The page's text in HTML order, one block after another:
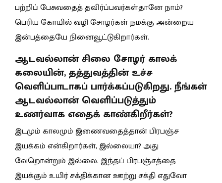
பற்றிப் பேசுவதைத் தவிர்ப்பவர்கள்தானே நாம்?
பெரிய கோயில் வழி சோழர்கள் நமக்கு அன்றைய
இன்பத்தையே நினைவூட்டுகிறார்கள்.
ஆடவல்லான் சிலை சோழர் காலக்
கலையின், தத்துவத்தின் உச்ச
வெளிப்பாடாகப் பார்க்கப்படுகிறது. நீங்கள்
ஆடவல்லான் வெளிப்படுத்தும்
உணர்வாக எதைக் காண்கிறீர்கள்?
இடமும் காலமும் இணைவதைத்தான் பிரபஞ்ச
இயக்கம் என்கிறார்கள், இல்லையா? அது
வேறொன்றும் இல்லை. இந்தப் பிரபஞ்சத்தை
இயக்கும் உயிர் சக்திக்கான ஊற்று சக்தி எதுவோ